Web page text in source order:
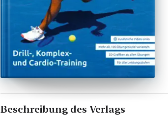
Beschreibung des Verlags